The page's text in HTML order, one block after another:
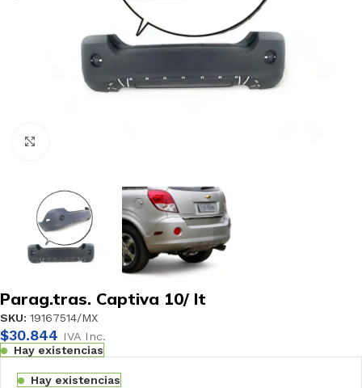
Parag.tras. Captiva 10/ lt
SKU: 19167514/MX
$30.844 IVA Inc.
Hay existencias
Hay existencias